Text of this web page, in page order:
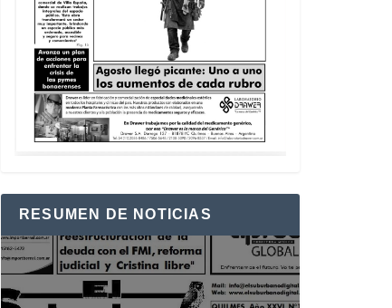
RESUMEN DE NOTICIAS
Reproductor
de
vídeo